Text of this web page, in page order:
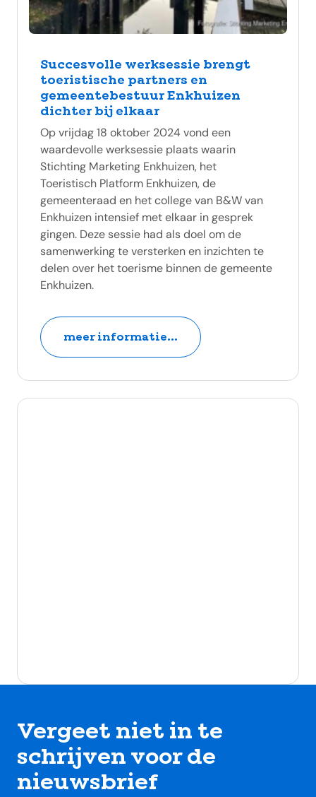
Succesvolle werksessie brengt
toeristische partners en
gemeentebestuur Enkhuizen
dichter bij elkaar
Op vrijdag 18 oktober 2024 vond een
waardevolle werksessie plaats waarin
Stichting Marketing Enkhuizen, het
Toeristisch Platform Enkhuizen, de
gemeenteraad en het college van B&W van
Enkhuizen intensief met elkaar in gesprek
gingen. Deze sessie had als doel om de
samenwerking te versterken en inzichten te
delen over het toerisme binnen de gemeente
Enkhuizen.
meer informatie...
Vergeet niet in te
schrijven voor de
nieuwsbrief